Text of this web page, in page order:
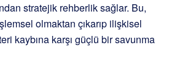
stratejik rehberlik sağlar. Bu,
olmaktan çıkarıp ilişkisel
kaybına karşı güçlü bir savunma